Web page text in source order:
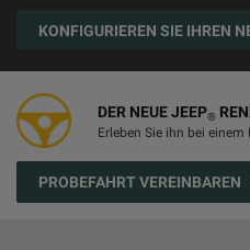
KONFIGURIEREN SIE IHREN
DER NEUE JEEP®
Erleben Sie ihn bei
PROBEFAHRT VEREINBAREN